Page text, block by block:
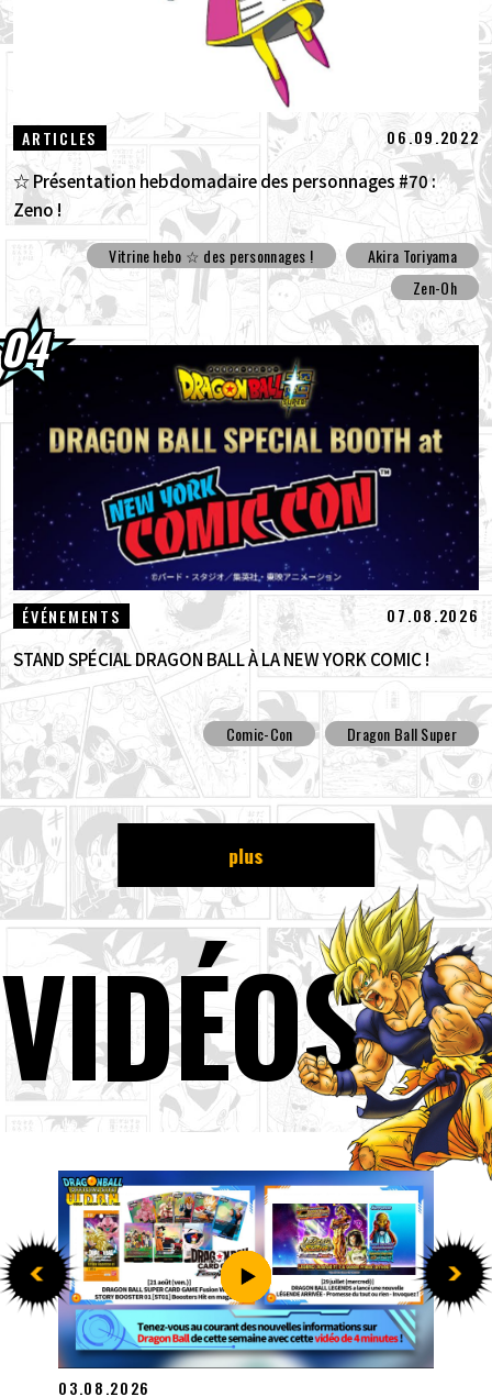
ARTICLES 06.09.2022
☆ Présentation hebdomadaire des personnages #70 :
Zeno !
Vitrine hebo ☆ des personnages !
Akira Toriyama
Zen-Oh
ÉVÉNEMENTS 07.08.2026
STAND SPÉCIAL DRAGON BALL À LA NEW YORK COMIC !
Comic-Con Dragon Ball Super
plus
VIDÉOS
27.07.2026